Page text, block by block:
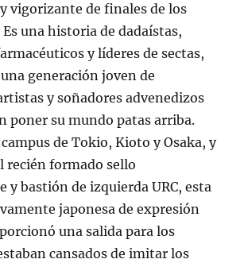
vigorizante de finales de los
Es una historia de dadaístas,
y líderes de sectas,
generación joven de
y soñadores advenedizos
poner su mundo patas arriba.
de Tokio, Kioto y Osaka, y
recién formado sello
y bastión de izquierda URC, esta
japonesa de expresión
una salida para los
cansados de imitar los